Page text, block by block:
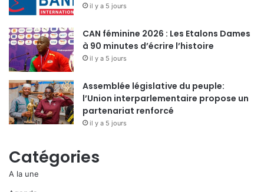
il y a 5 jours
CAN féminine 2026 : Les Etalons Dames
à 90 minutes d’écrire l’histoire
il y a 5 jours
Assemblée législative du peuple:
l’Union interparlementaire propose un
partenariat renforcé
il y a 5 jours
Catégories
A la une